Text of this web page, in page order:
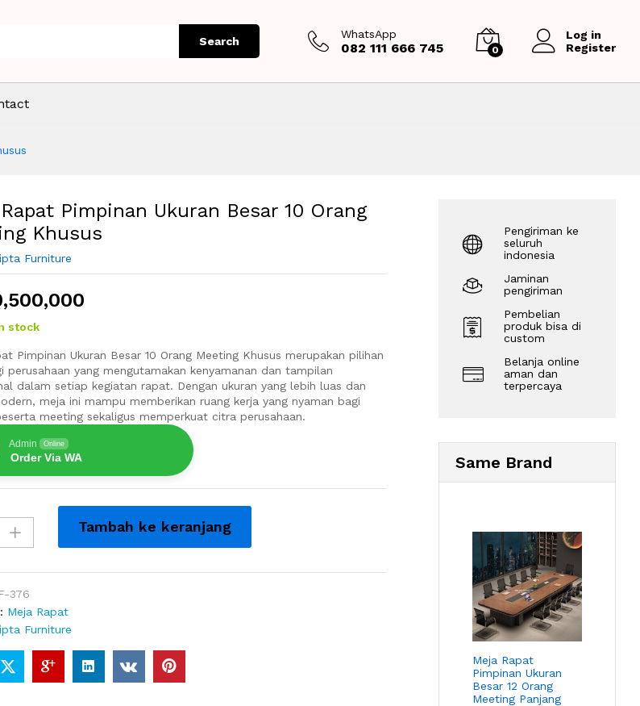
Search
WhatsApp
082 111 666 745 0
Log in
Register
Pimpinan Ukuran Besar 10 Orang
Khusus
Furniture
stock
Pimpinan Ukuran Besar 10 Orang Meeting Khusus merupakan pilihan
perusahaan yang mengutamakan kenyamanan dan tampilan
dalam setiap kegiatan rapat. Dengan ukuran yang lebih luas dan
meja ini mampu memberikan ruang kerja yang nyaman bagi
meeting sekaligus memperkuat citra perusahaan.
Admin Online
Order Via WA
Tambah ke keranjang
376
Meja Rapat
Furniture
Pengiriman ke
seluruh
indonesia
Jaminan
pengiriman
Pembelian
produk bisa di
custom
Belanja online
aman dan
terpercaya
Same Brand
Meja Rapat
Pimpinan Ukuran
Besar 12 Orang
Meeting Panjang